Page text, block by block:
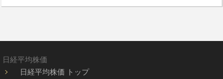
日経平均株価
日経平均株価 トップ